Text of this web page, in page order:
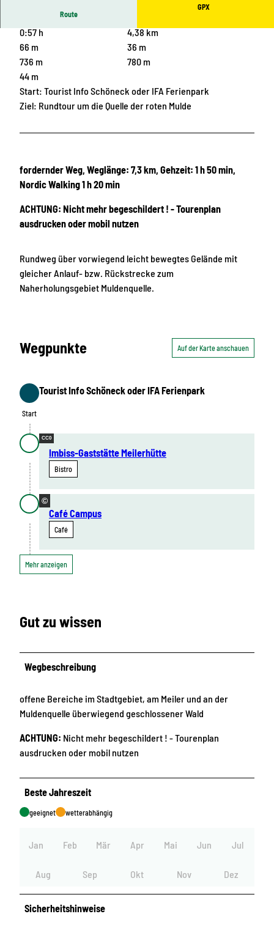
Route
GPX
0:57 h
4,38 km
66 m
36 m
736 m
780 m
44 m
Start: Tourist Info Schöneck oder IFA Ferienpark
Ziel: Rundtour um die Quelle der roten Mulde
fordernder Weg, Weglänge: 7,3 km, Gehzeit: 1 h 50 min,
Nordic Walking 1 h 20 min
ACHTUNG: Nicht mehr begeschildert ! - Tourenplan
ausdrucken oder mobil nutzen
Rundweg über vorwiegend leicht bewegtes Gelände mit
gleicher Anlauf- bzw. Rückstrecke zum
Naherholungsgebiet Muldenquelle.
Wegpunkte Auf der Karte anschauen
Start
Start
Tourist Info Schöneck oder IFA Ferienpark
CC0
Imbiss-Gaststätte Meilerhütte
Bistro
©
Café Campus
Café
Mehr anzeigen
Gut zu wissen
Wegbeschreibung
offene Bereiche im Stadtgebiet, am Meiler und an der
Muldenquelle überwiegend geschlossener Wald
ACHTUNG: Nicht mehr begeschildert ! - Tourenplan
ausdrucken oder mobil nutzen
Beste Jahreszeit
geeignet wetterabhängig
Jan Feb Mär Apr Mai Jun Jul
Aug Sep Okt Nov Dez
Sicherheitshinweise